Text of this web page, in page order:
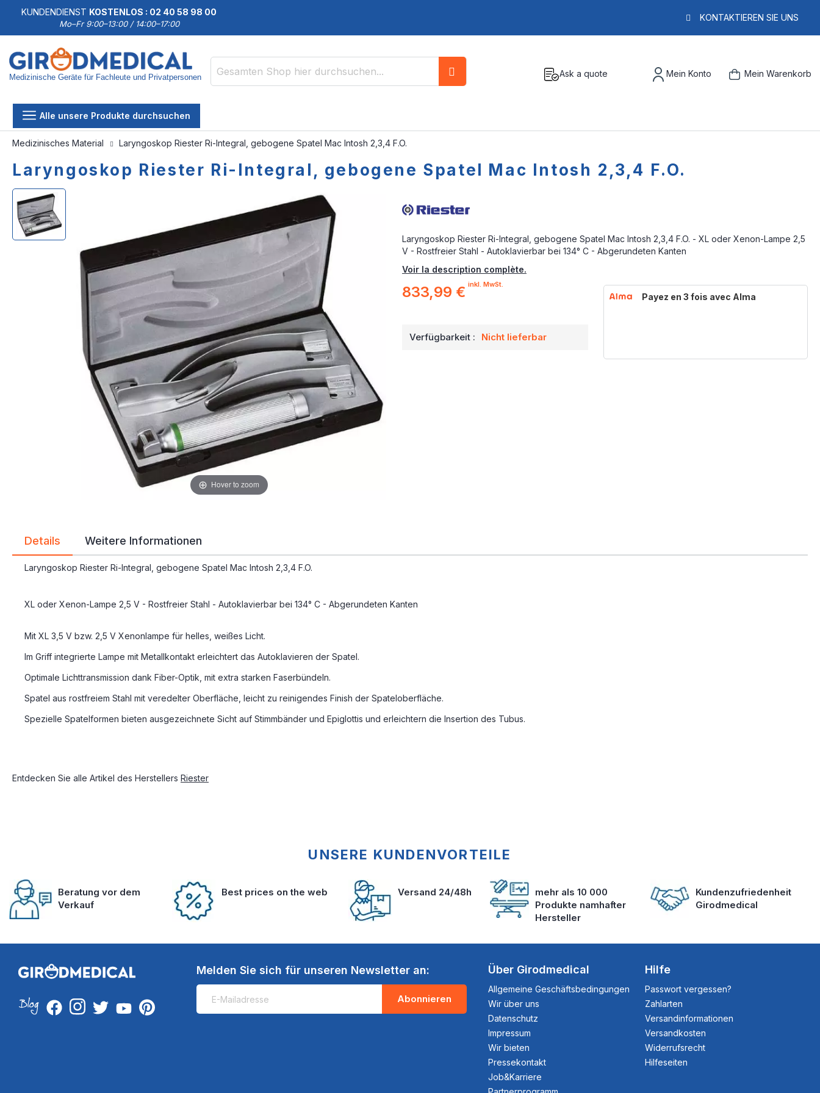
KUNDENDIENST KOSTENLOS : 02 40 58 98 00
Mo–Fr 9:00–13:00 / 14:00–17:00
KONTAKTIEREN SIE UNS
Medizinische Geräte für Fachleute und Privatpersonen Ask a quote Mein Konto Mein Warenkorb
Alle unsere Produkte durchsuchen
Medizinisches Material Laryngoskop Riester Ri-Integral, gebogene Spatel Mac Intosh 2,3,4 F.O.
Laryngoskop Riester Ri-Integral, gebogene Spatel Mac Intosh 2,3,4 F.O.
Laryngoskop Riester Ri-Integral, gebogene Spatel Mac Intosh 2,3,4 F.O. - XL oder Xenon-Lampe 2,5
V - Rostfreier Stahl - Autoklavierbar bei 134° C - Abgerundeten Kanten
Voir la description complète.
833,99 € inkl. MwSt.
Verfügbarkeit : Nicht lieferbar
Payez en 3 fois avec Alma
Zum
Ende
der
Bildgalerie
springen
Zum
Anfang
der
Bildgalerie
springen
Hover to zoom
Details
Laryngoskop Riester Ri-Integral, gebogene Spatel Mac Intosh 2,3,4 F.O.
XL oder Xenon-Lampe 2,5 V - Rostfreier Stahl - Autoklavierbar bei 134° C - Abgerundeten Kanten
Mit XL 3,5 V bzw. 2,5 V Xenonlampe für helles, weißes Licht.
Im Griff integrierte Lampe mit Metallkontakt erleichtert das Autoklavieren der Spatel.
Optimale Lichttransmission dank Fiber-Optik, mit extra starken Faserbündeln.
Spatel aus rostfreiem Stahl mit veredelter Oberfläche, leicht zu reinigendes Finish der Spateloberfläche.
Spezielle Spatelformen bieten ausgezeichnete Sicht auf Stimmbänder und Epiglottis und erleichtern die Insertion des Tubus.
Weitere Informationen
Entdecken Sie alle Artikel des Herstellers Riester
UNSERE KUNDENVORTEILE
Beratung vor dem
Verkauf
Best prices on the web Versand 24/48h
mehr als 10 000
Produkte namhafter
Hersteller
Kundenzufriedenheit
Girodmedical
Melden Sie sich für unseren Newsletter an:
Abonnieren
Über Girodmedical
Allgemeine Geschäftsbedingungen
Wir über uns
Datenschutz
Impressum
Wir bieten
Pressekontakt
Job&Karriere
Hilfe
Passwort vergessen?
Zahlarten
Versandinformationen
Versandkosten
Widerrufsrecht
Hilfeseiten